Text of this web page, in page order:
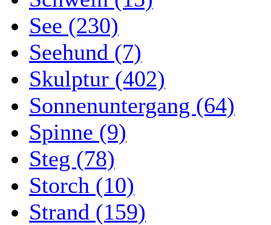
See (230)
Seehund (7)
Skulptur (402)
Sonnenuntergang (64)
Spinne (9)
Steg (78)
Storch (10)
Strand (159)